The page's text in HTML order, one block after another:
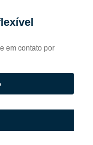
em contato por